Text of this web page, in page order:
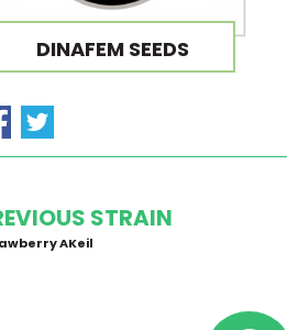
DINAFEM SEEDS
STRAIN
AKeil